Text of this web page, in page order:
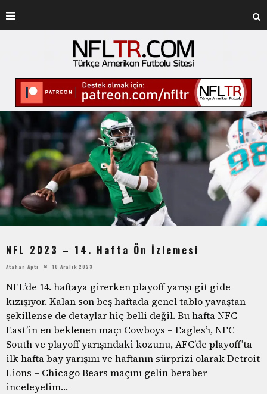
NFL 2023 – 14. Hafta Ön İzlemesi
Atahan Apti 10 Aralık 2023
NFL’de 14. haftaya girerken playoff yarışı git gide
kızışıyor. Kalan son beş haftada genel tablo yavaştan
şekillense de detaylar hiç belli değil. Bu hafta NFC
East’in en beklenen maçı Cowboys – Eagles’ı, NFC
South ve playoff yarışındaki kozunu, AFC’de playoff’ta
ilk hafta bay yarışını ve haftanın sürprizi olarak Detroit
Lions – Chicago Bears maçını gelin beraber
inceleyelim…